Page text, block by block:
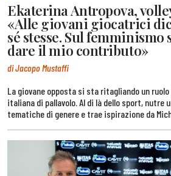
Ekaterina Antropova,
«Alle giovani giocatrici
sé stesse. Sul
dare il mio contributo»
di Jacopo Mustaffi
La giovane opposta si sta ritagliando un
italiana di pallavolo. Al di là dello sport, nutre
tematiche di genere e trae ispirazione da